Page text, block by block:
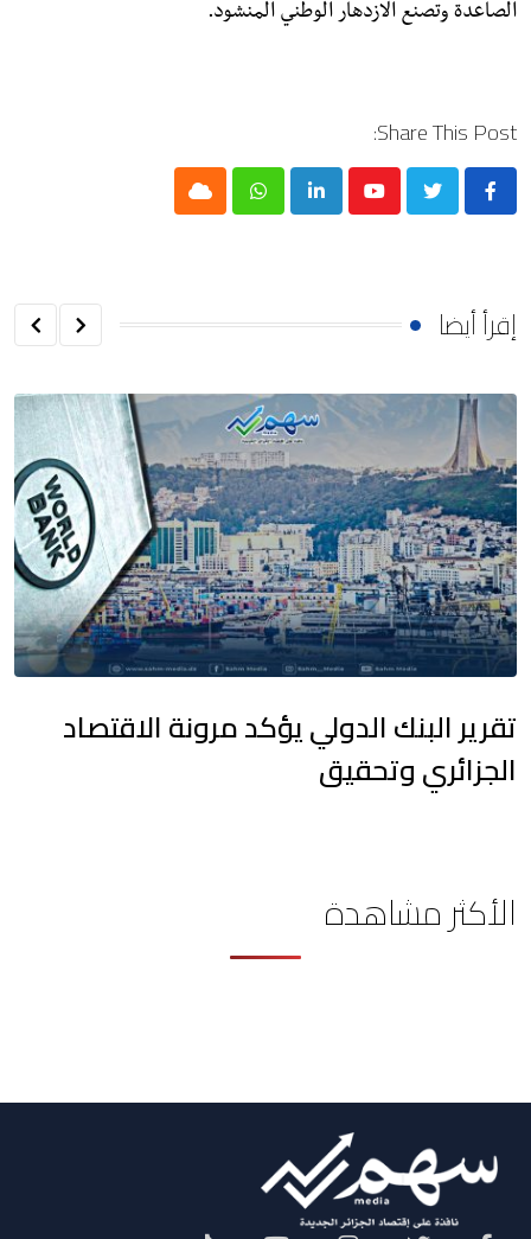
الصاعدة وتصنع الازدهار الوطني المنشود.
Share This Post:
Youtube
LinkedIn
Whatsapp
Cloud
إقرأ أيضا
تقرير البنك الدولي يؤكد مرونة الاقتصاد
الجزائري وتحقيق
الأكثر مشاهدة